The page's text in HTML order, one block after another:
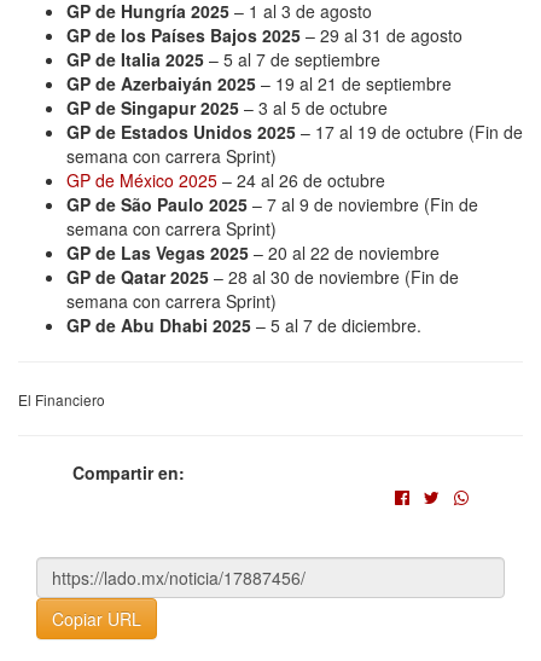
GP de Hungría 2025 – 1 al 3 de agosto
GP de los Países Bajos 2025 – 29 al 31 de agosto
GP de Italia 2025 – 5 al 7 de septiembre
GP de Azerbaiyán 2025 – 19 al 21 de septiembre
GP de Singapur 2025 – 3 al 5 de octubre
GP de Estados Unidos 2025 – 17 al 19 de octubre (Fin de
semana con carrera Sprint)
GP de México 2025 – 24 al 26 de octubre
GP de São Paulo 2025 – 7 al 9 de noviembre (Fin de
semana con carrera Sprint)
GP de Las Vegas 2025 – 20 al 22 de noviembre
GP de Qatar 2025 – 28 al 30 de noviembre (Fin de
semana con carrera Sprint)
GP de Abu Dhabi 2025 – 5 al 7 de diciembre.
El Financiero
Compartir en:
Copiar URL